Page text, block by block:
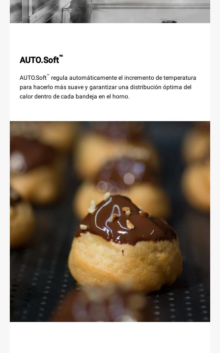
AUTO.Soft™
AUTO.Soft™ regula automáticamente el incremento de temperatura
para hacerlo más suave y garantizar una distribución óptima del
calor dentro de cada bandeja en el horno.